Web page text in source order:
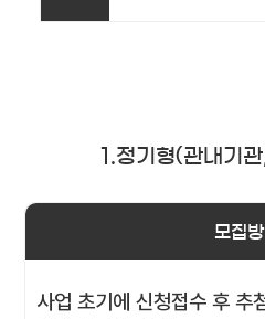
1.정기형(관내기
모집
사업 초기에 신청접수 후 추